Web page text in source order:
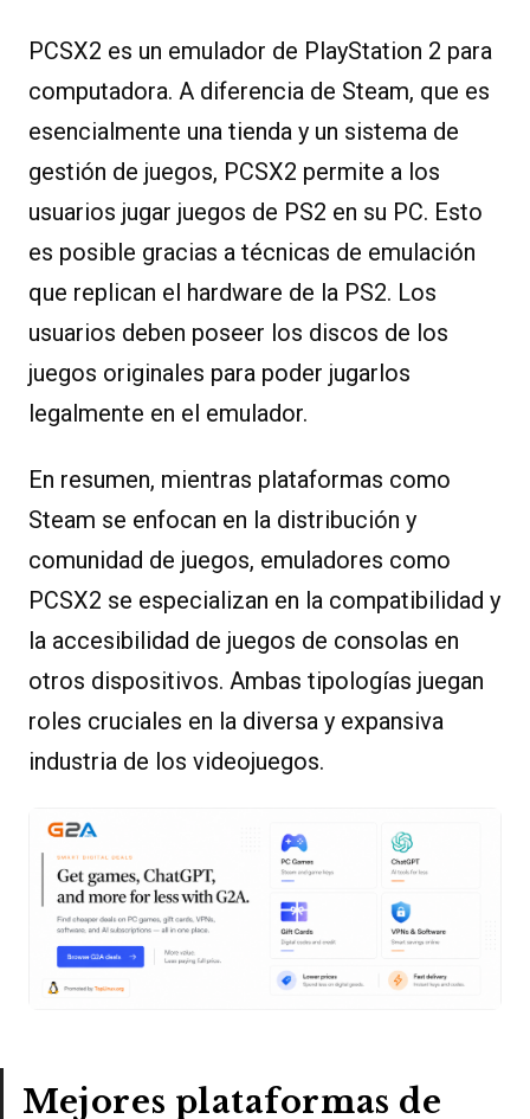
PCSX2 es un emulador de PlayStation 2 para
computadora. A diferencia de Steam, que es
esencialmente una tienda y un sistema de
gestión de juegos, PCSX2 permite a los
usuarios jugar juegos de PS2 en su PC. Esto
es posible gracias a técnicas de emulación
que replican el hardware de la PS2. Los
usuarios deben poseer los discos de los
juegos originales para poder jugarlos
legalmente en el emulador.
En resumen, mientras plataformas como
Steam se enfocan en la distribución y
comunidad de juegos, emuladores como
PCSX2 se especializan en la compatibilidad y
la accesibilidad de juegos de consolas en
otros dispositivos. Ambas tipologías juegan
roles cruciales en la diversa y expansiva
industria de los videojuegos.
Mejores plataformas de